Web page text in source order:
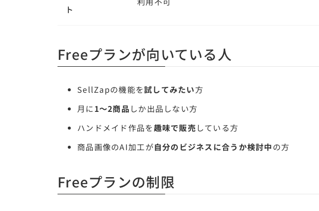
ト
Freeプランが向いている人
SellZapの機能を試してみたい方
月に1〜2商品 しか出品しない方
ハンドメイド作品を趣味で販売している方
商品画像のAI加工が自分のビジネスに合うか検討中の方
Freeプランの制限